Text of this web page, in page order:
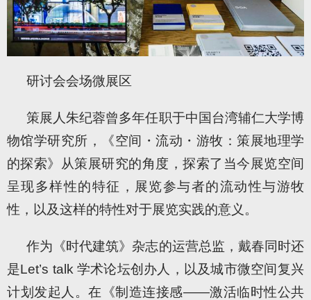
研讨会会场微展区
策展人朱纪蓉曾多年任职于中国台湾辅仁大学博
物馆学研究所，《空间・流动・游牧：策展地理学
的探索》从策展研究的角度，探索了当今展览空间
呈现多样性的特征，展览参与者的流动性与游牧
性，以及这样的特性对于展览实践的意义。
作为《时代建筑》杂志的运营总监，戴春同时还
是Let’s talk 学术论坛创办人，以及城市微空间复兴
计划发起人。在《制造连接感——激活临时性公共